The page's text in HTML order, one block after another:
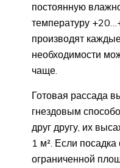
постоянную
температуру
производят
необходимости
чаще.
Готовая рассада
гнездовым
друг другу, их
1 м². Если
ограниченной